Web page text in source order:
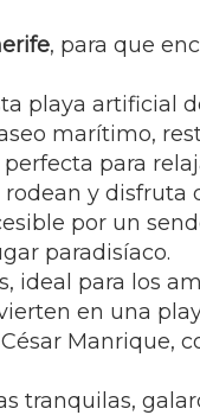
, para que
playa artificial
marítimo,
para
y disfruta
por un
paradisíaco.
ideal para los
en una
Manrique,
tranquilas,